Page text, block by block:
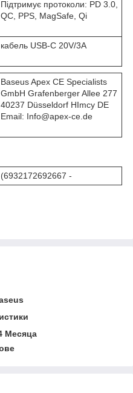
Підтримує протоколи: PD 3.0,
QC, PPS, MagSafe, Qi
кабель USB-C 20V/3A
Baseus Apex CE Specialists
GmbH Grafenberger Allee 277
40237 Düsseldorf НІmcy DE
Email: Info@apex-ce.de
(6932172692667 -
Месяца